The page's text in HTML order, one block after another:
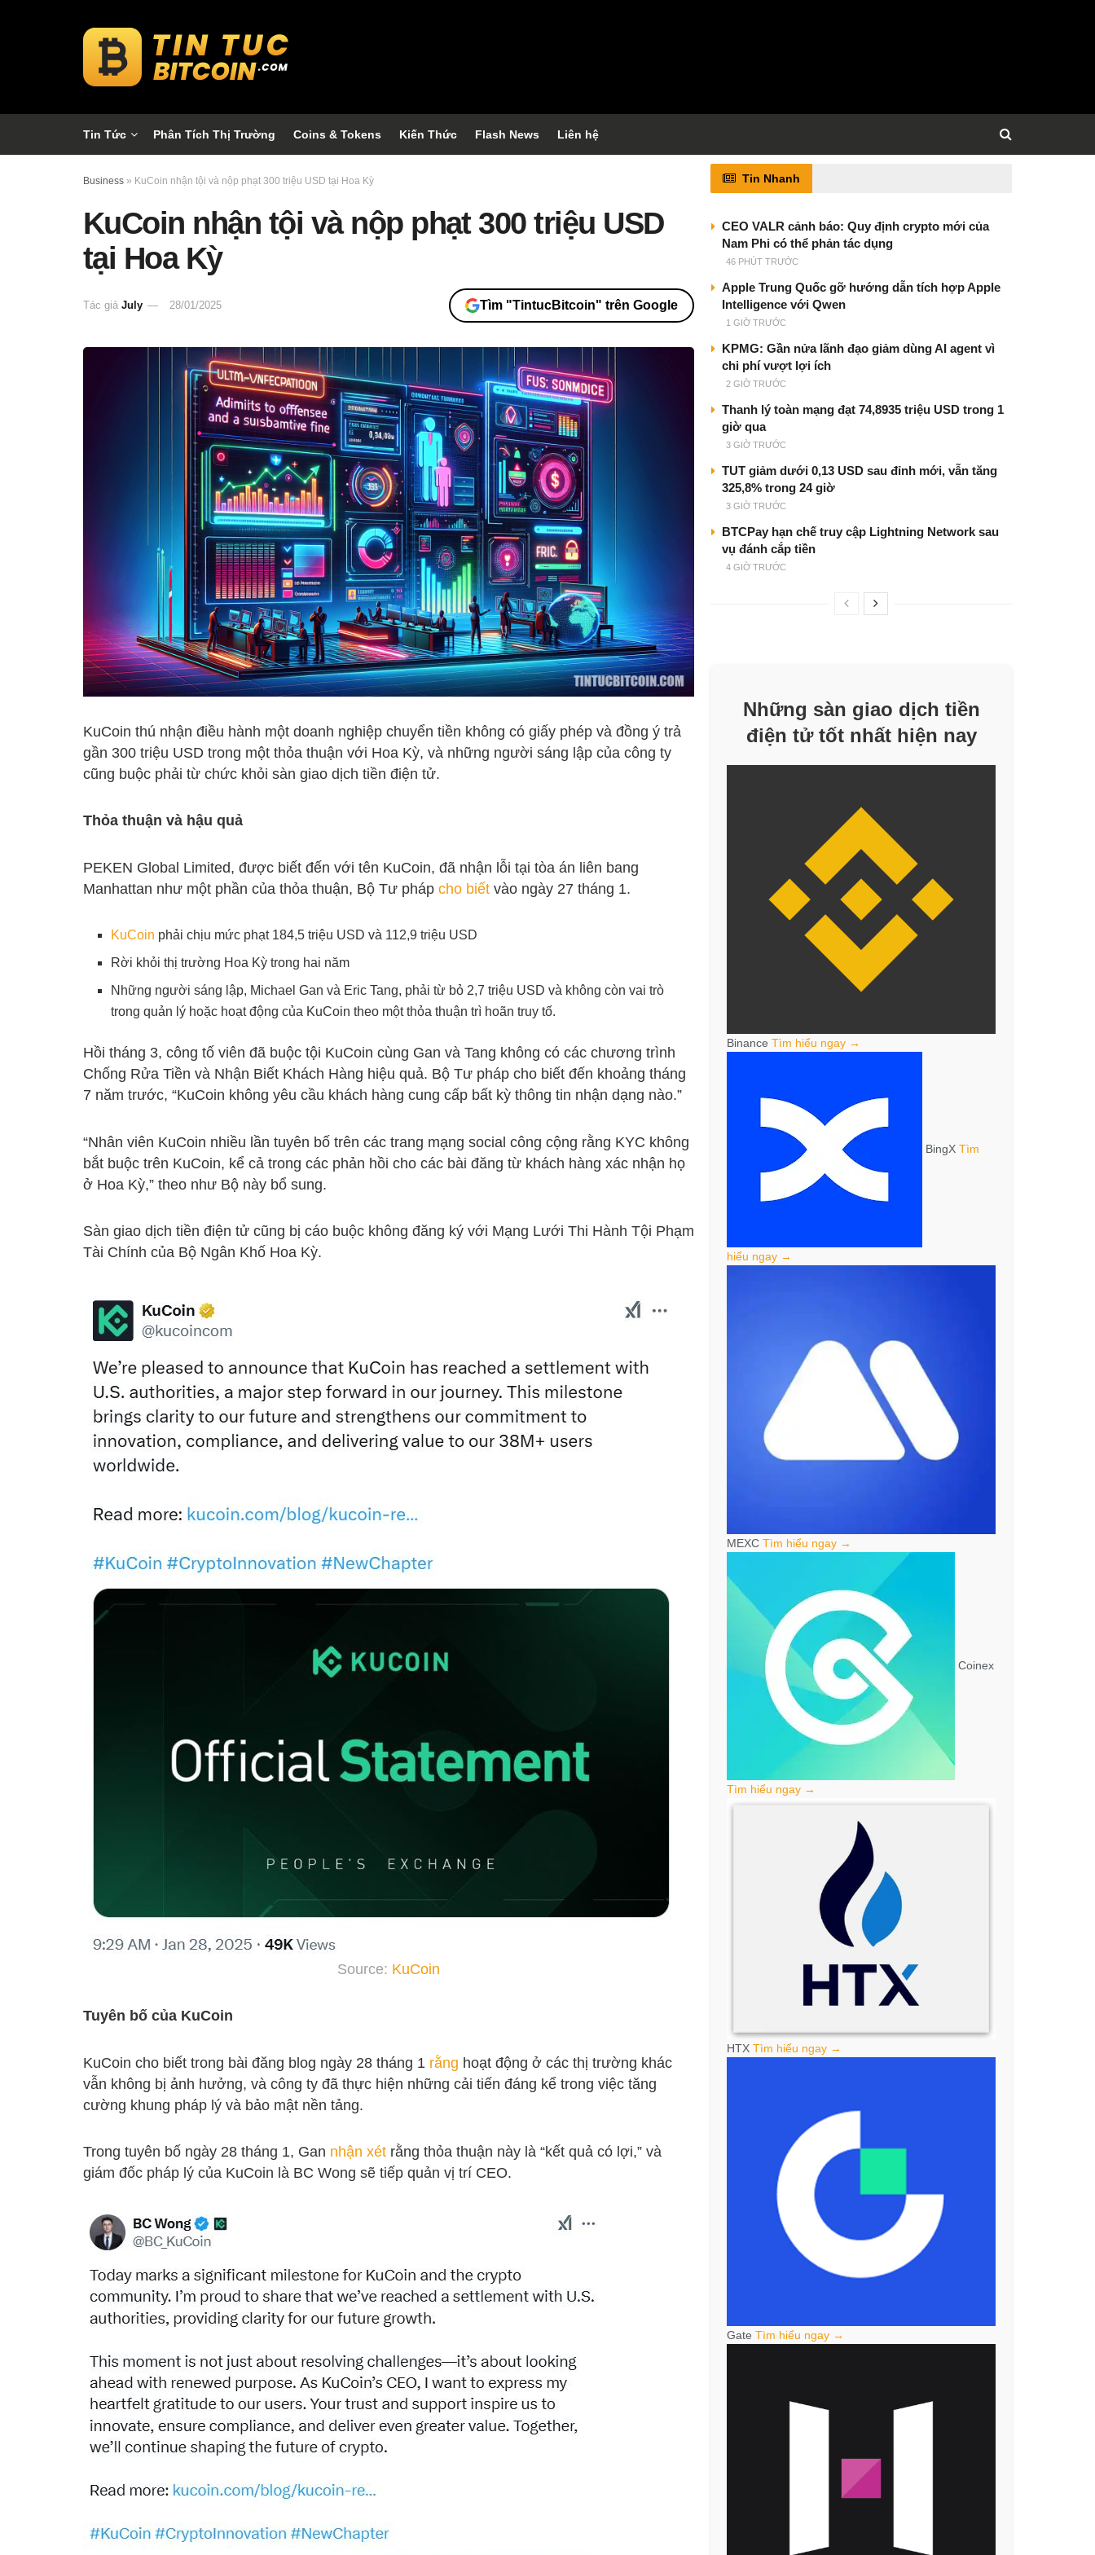
Tin Tức Phân Tích Thị Trường Coins & Tokens Kiến Thức Flash News Liên hệ
Business » KuCoin nhận tội và nộp phạt 300 triệu USD tại Hoa Kỳ
KuCoin nhận tội và nộp phạt 300 triệu USD
tại Hoa Kỳ
Tác giả July 28/01/2025 Tìm "TintucBitcoin" trên Google
KuCoin thú nhận điều hành một doanh nghiệp chuyển tiền không có giấy phép và đồng ý trả
gần 300 triệu USD trong một thỏa thuận với Hoa Kỳ, và những người sáng lập của công ty
cũng buộc phải từ chức khỏi sàn giao dịch tiền điện tử.
Thỏa thuận và hậu quả
PEKEN Global Limited, được biết đến với tên KuCoin, đã nhận lỗi tại tòa án liên bang
Manhattan như một phần của thỏa thuận, Bộ Tư pháp cho biết vào ngày 27 tháng 1.
KuCoin phải chịu mức phạt 184,5 triệu USD và 112,9 triệu USD
Rời khỏi thị trường Hoa Kỳ trong hai năm
Những người sáng lập, Michael Gan và Eric Tang, phải từ bỏ 2,7 triệu USD và không còn vai trò
trong quản lý hoặc hoạt động của KuCoin theo một thỏa thuận trì hoãn truy tố.
Hồi tháng 3, công tố viên đã buộc tội KuCoin cùng Gan và Tang không có các chương trình
Chống Rửa Tiền và Nhận Biết Khách Hàng hiệu quả. Bộ Tư pháp cho biết đến khoảng tháng
7 năm trước, “KuCoin không yêu cầu khách hàng cung cấp bất kỳ thông tin nhận dạng nào.”
“Nhân viên KuCoin nhiều lần tuyên bố trên các trang mạng social công cộng rằng KYC không
bắt buộc trên KuCoin, kể cả trong các phản hồi cho các bài đăng từ khách hàng xác nhận họ
ở Hoa Kỳ,” theo như Bộ này bổ sung.
Sàn giao dịch tiền điện tử cũng bị cáo buộc không đăng ký với Mạng Lưới Thi Hành Tội Phạm
Tài Chính của Bộ Ngân Khố Hoa Kỳ.
Source: KuCoin
Tuyên bố của KuCoin
KuCoin cho biết trong bài đăng blog ngày 28 tháng 1 rằng hoạt động ở các thị trường khác
vẫn không bị ảnh hưởng, và công ty đã thực hiện những cải tiến đáng kể trong việc tăng
cường khung pháp lý và bảo mật nền tảng.
Trong tuyên bố ngày 28 tháng 1, Gan nhận xét rằng thỏa thuận này là “kết quả có lợi,” và
giám đốc pháp lý của KuCoin là BC Wong sẽ tiếp quản vị trí CEO.
Tin Nhanh
CEO VALR cảnh báo: Quy định crypto mới của
Nam Phi có thể phản tác dụng
46 PHÚT TRƯỚC
Apple Trung Quốc gỡ hướng dẫn tích hợp Apple
Intelligence với Qwen
1 GIỜ TRƯỚC
KPMG: Gần nửa lãnh đạo giảm dùng AI agent vì
chi phí vượt lợi ích
2 GIỜ TRƯỚC
Thanh lý toàn mạng đạt 74,8935 triệu USD trong 1
giờ qua
3 GIỜ TRƯỚC
TUT giảm dưới 0,13 USD sau đỉnh mới, vẫn tăng
325,8% trong 24 giờ
3 GIỜ TRƯỚC
BTCPay hạn chế truy cập Lightning Network sau
vụ đánh cắp tiền
4 GIỜ TRƯỚC
Những sàn giao dịch tiền
điện tử tốt nhất hiện nay
Binance Tìm hiểu ngay →
BingX Tìm
hiểu ngay →
MEXC Tìm hiểu ngay →
Coinex
Tìm hiểu ngay →
HTX Tìm hiểu ngay →
Gate Tìm hiểu ngay →